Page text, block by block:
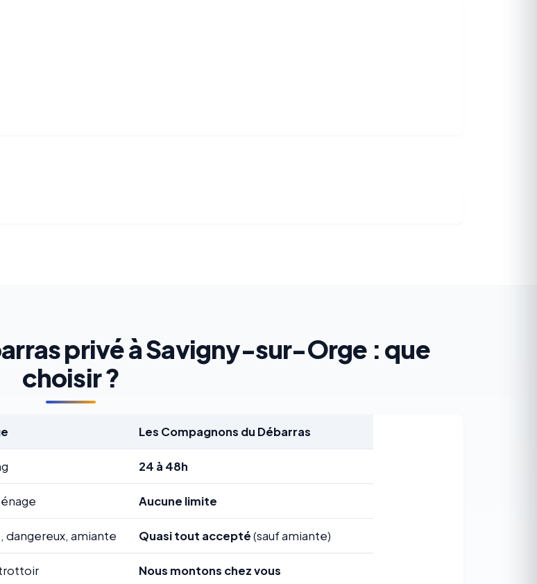
privé à Savigny-sur-Orge : que
choisir ?
Les Compagnons du Débarras
24 à 48h
Aucune limite
dangereux, amiante Quasi tout accepté(sauf amiante)
trottoir Nous montons chez vous